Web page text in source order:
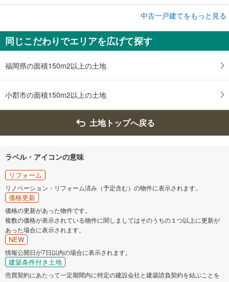
筑紫野市光が丘4丁目
3,098万円
5LDK
土地面積 209.93m
西鉄天神大牟田線 「津古」駅 徒歩11分
中古一戸建てをもっと見る
同じこだわりでエリアを広げて探す
福岡県の面積150m2以上の土地
小郡市の面積150m2以上の土地
土地トップへ戻る
ラベル・アイコンの意味
リフォーム
リノベーション・リフォーム済み（予定含む）の物件に表示されます。
価格更新
価格の更新があった物件です。
複数の価格が表示されている物件に関しましてはそのうちの１つ以上に更新が
あった場合に表示されます。
NEW
情報公開日が7日以内の場合に表示されます。
建築条件付き土地
売買契約にあたって一定期間内に特定の建設会社と建築請負契約を結ぶことを